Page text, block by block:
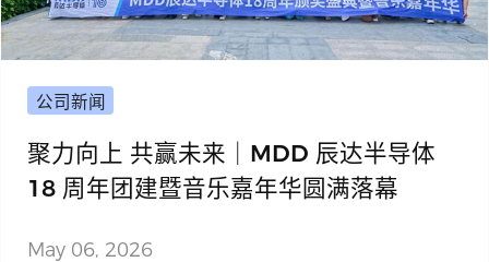
公司新闻
聚力向上 共赢未来｜MDD 辰达半导体
18 周年团建暨音乐嘉年华圆满落幕
May 06, 2026